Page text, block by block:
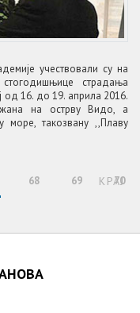
учествовали су на
страдања
од 16. до 19. априла 2016.
на острву Видо, а
такозвану ,,Плаву
68 69 70
КРАЈ